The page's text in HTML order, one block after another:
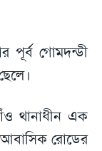
পূর্ব গোমদন্ডী
থানাধীন এক
আবাসিক রোডের